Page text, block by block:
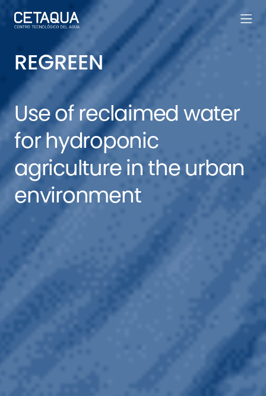
REGREEN
Use of reclaimed water
for hydroponic
agriculture in the urban
environment